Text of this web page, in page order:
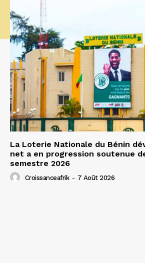
La Loterie Nationale du Bénin
net a en progression soutenue
semestre 2026
Croissanceafrik - 7 Août 2026